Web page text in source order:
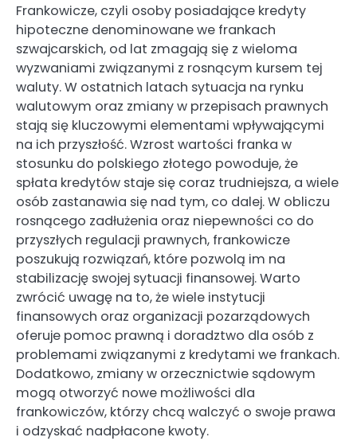
Frankowicze, czyli osoby posiadające kredyty
hipoteczne denominowane we frankach
szwajcarskich, od lat zmagają się z wieloma
wyzwaniami związanymi z rosnącym kursem tej
waluty. W ostatnich latach sytuacja na rynku
walutowym oraz zmiany w przepisach prawnych
stają się kluczowymi elementami wpływającymi
na ich przyszłość. Wzrost wartości franka w
stosunku do polskiego złotego powoduje, że
spłata kredytów staje się coraz trudniejsza, a wiele
osób zastanawia się nad tym, co dalej. W obliczu
rosnącego zadłużenia oraz niepewności co do
przyszłych regulacji prawnych, frankowicze
poszukują rozwiązań, które pozwolą im na
stabilizację swojej sytuacji finansowej. Warto
zwrócić uwagę na to, że wiele instytucji
finansowych oraz organizacji pozarządowych
oferuje pomoc prawną i doradztwo dla osób z
problemami związanymi z kredytami we frankach.
Dodatkowo, zmiany w orzecznictwie sądowym
mogą otworzyć nowe możliwości dla
frankowiczów, którzy chcą walczyć o swoje prawa
i odzyskać nadpłacone kwoty.